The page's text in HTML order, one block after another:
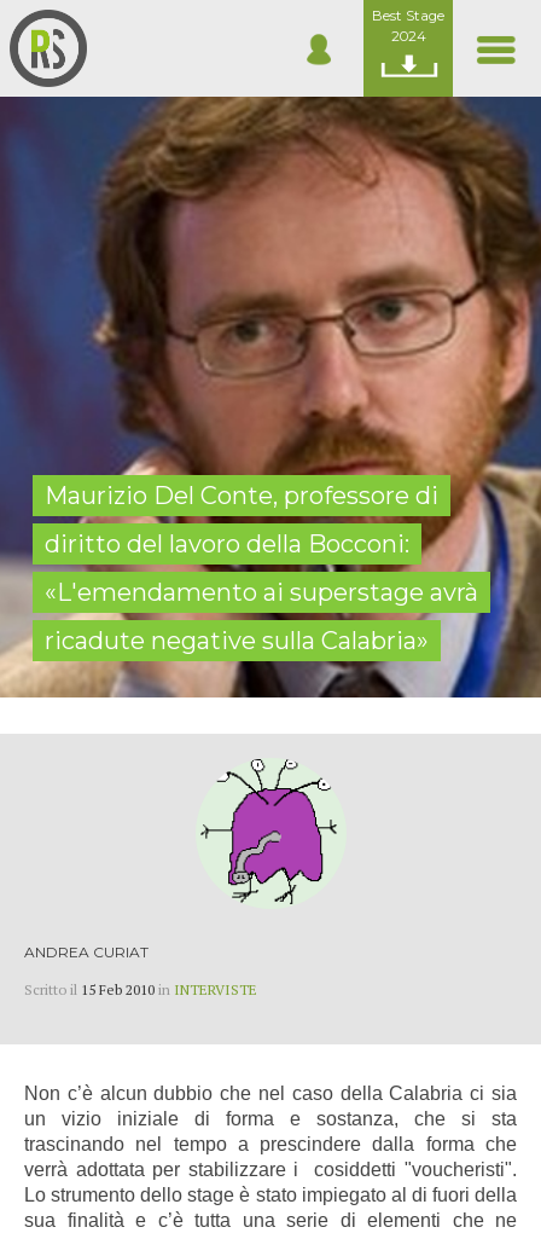
Best Stage
2024
Maurizio Del Conte, professore di
diritto del lavoro della Bocconi:
«L'emendamento ai superstage avrà
ricadute negative sulla Calabria»
ANDREA CURIAT
Scritto il 15 Feb 2010 in INTERVISTE
Non c’è alcun dubbio che nel caso della Calabria ci sia
un vizio iniziale di forma e sostanza, che si sta
trascinando nel tempo a prescindere dalla forma che
verrà adottata per stabilizzare i cosiddetti "voucheristi".
Lo strumento dello stage è stato impiegato al di fuori della
sua finalità e c’è tutta una serie di elementi che ne